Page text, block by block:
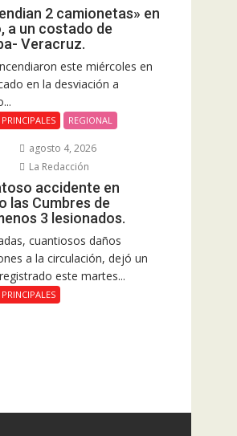
2 camionetas» en
a un costado de
Veracruz.
este miércoles en
en la desviación a
PRINCIPALES REGIONAL
agosto 4, 2026
La Redacción
accidente en
las Cumbres de
3 lesionados.
cuantiosos daños
a la circulación, dejó un
este martes...
PRINCIPALES